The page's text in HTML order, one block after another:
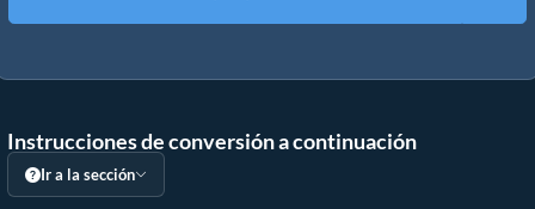
Otras herramientas
Instrucciones de conversión a continuación
Ir a la sección